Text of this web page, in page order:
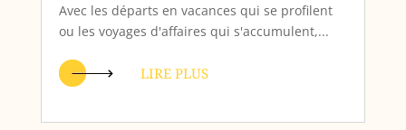
Avec les départs en vacances qui se profilent
ou les voyages d'affaires qui s'accumulent,...
LIRE PLUS